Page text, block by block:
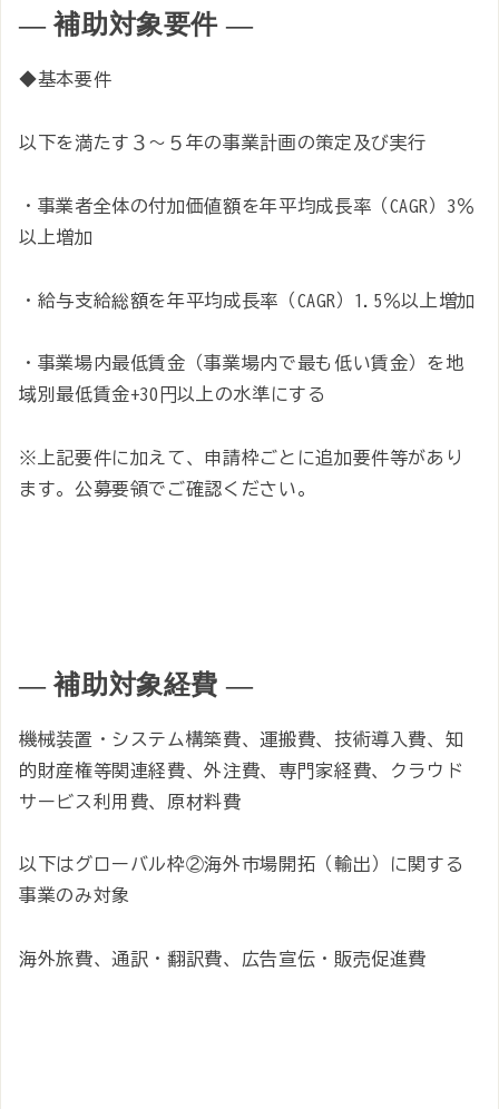
― 補助対象要件 ―
◆基本要件
以下を満たす３～５年の事業計画の策定及び実行
・事業者全体の付加価値額を年平均成長率（CAGR）3％
以上増加
・給与支給総額を年平均成長率（CAGR）1.5％以上増加
・事業場内最低賃金（事業場内で最も低い賃金）を地
域別最低賃金+30円以上の水準にする
※上記要件に加えて、申請枠ごとに追加要件等があり
ます。公募要領でご確認ください。
―補助対象経費 ―
機械装置・システム構築費、運搬費、技術導入費、知
的財産権等関連経費、外注費、専門家経費、クラウド
サービス利用費、原材料費
以下はグローバル枠②海外市場開拓（輸出）に関する
事業のみ対象
海外旅費、通訳・翻訳費、広告宣伝・販売促進費